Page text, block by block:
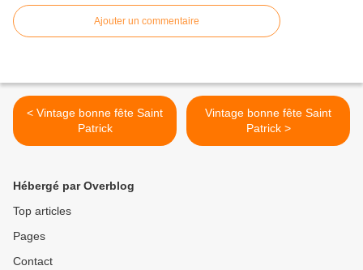
Ajouter un commentaire
< Vintage bonne fête Saint
Patrick
Vintage bonne fête Saint
Patrick >
Hébergé par Overblog
Top articles
Pages
Contact